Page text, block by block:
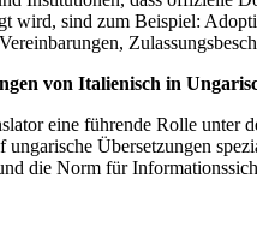
wird, sind zum Beispiel:
von Italienisch in
eine führende Rolle unter
ungarische Übersetzungen
die Norm für